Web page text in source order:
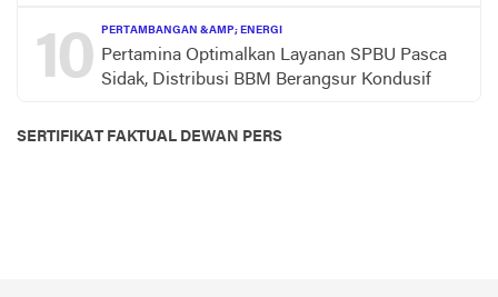
10 PERTAMBANGAN &AMP; ENERGI
Pertamina Optimalkan Layanan SPBU Pasca
Sidak, Distribusi BBM Berangsur Kondusif
SERTIFIKAT FAKTUAL DEWAN PERS